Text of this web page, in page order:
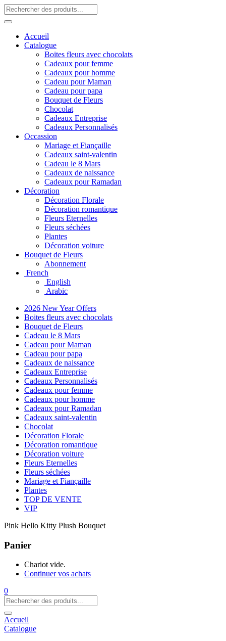
Accueil
Catalogue
Boites fleurs avec chocolats
Cadeaux pour femme
Cadeaux pour homme
Cadeau pour Maman
Cadeau pour papa
Bouquet de Fleurs
Chocolat
Cadeaux Entreprise
Cadeaux Personnalisés
Occassion
Mariage et Fiançaille
Cadeaux saint-valentin
Cadeau le 8 Mars
Cadeaux de naissance
Cadeaux pour Ramadan
Décoration
Décoration Florale
Décoration romantique
Fleurs Eternelles
Fleurs séchées
Plantes
Décoration voiture
Bouquet de Fleurs
Abonnement
French
English
Arabic
2026 New Year Offers
Boites fleurs avec chocolats
Bouquet de Fleurs
Cadeau le 8 Mars
Cadeau pour Maman
Cadeau pour papa
Cadeaux de naissance
Cadeaux Entreprise
Cadeaux Personnalisés
Cadeaux pour femme
Cadeaux pour homme
Cadeaux pour Ramadan
Cadeaux saint-valentin
Chocolat
Décoration Florale
Décoration romantique
Décoration voiture
Fleurs Eternelles
Fleurs séchées
Mariage et Fiançaille
Plantes
TOP DE VENTE
VIP
Pink Hello Kitty Plush Bouquet
Panier
Chariot vide.
Continuer vos achats
0
Accueil
Catalogue